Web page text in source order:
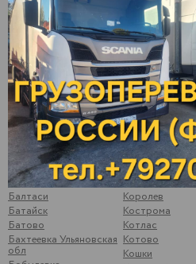
Алнаши
Альметьевск
Арамиль
Арзамас
Арск
Арти
Архангельск
Аша
Бавлы
Бакуры
Балаково
Балахна
Балезино
Балтаси
Батайск
Батово
Бахтеевка Ульяновская
обл
Иваново
Ижевск
Йошкар-Ола
Казань
Калининск
Калуга
Камышлов
Катайск
Кемь
Киржач
Киров
Кирово-Чепецк
Ковров
Королев
Кострома
Котлас
Котово
Кошки